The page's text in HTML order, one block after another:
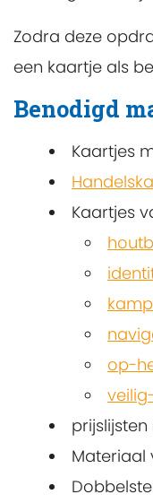
Zodra deze
een kaartje als
Benodigd
Kaartjes
Kaartjes
op-
Materiaal